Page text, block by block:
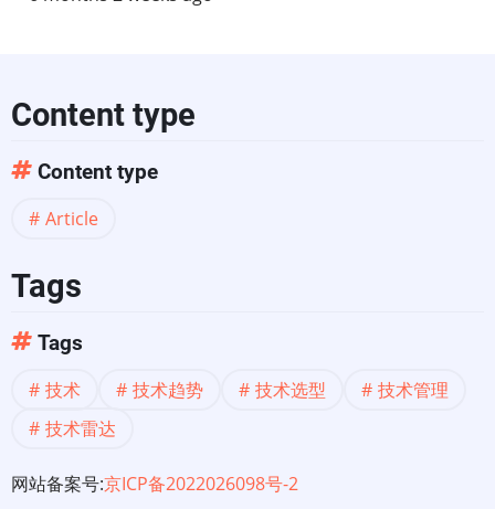
Content type
Content type
Article
Tags
Tags
技术 技术趋势 技术选型
技术管理
技术雷达
网站备案号:京ICP备2022026098号-2